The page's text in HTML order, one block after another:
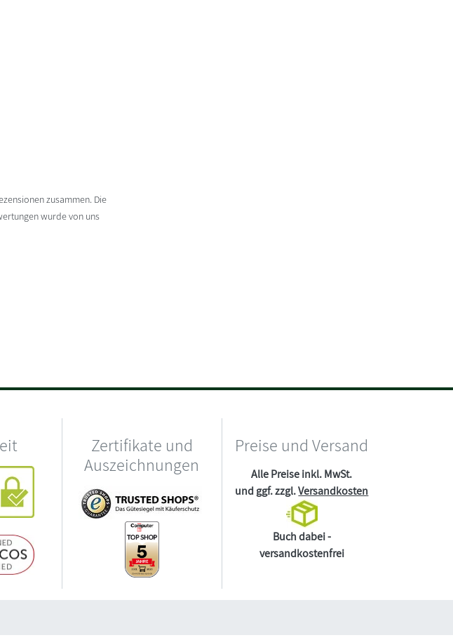
zusammen. Die
wurde von uns
Zertifikate und
Auszeichnungen
Preise und Versand
Alle Preise inkl. MwSt.
und ggf. zzgl.Versandkosten
Buch dabei -
versandkostenfrei